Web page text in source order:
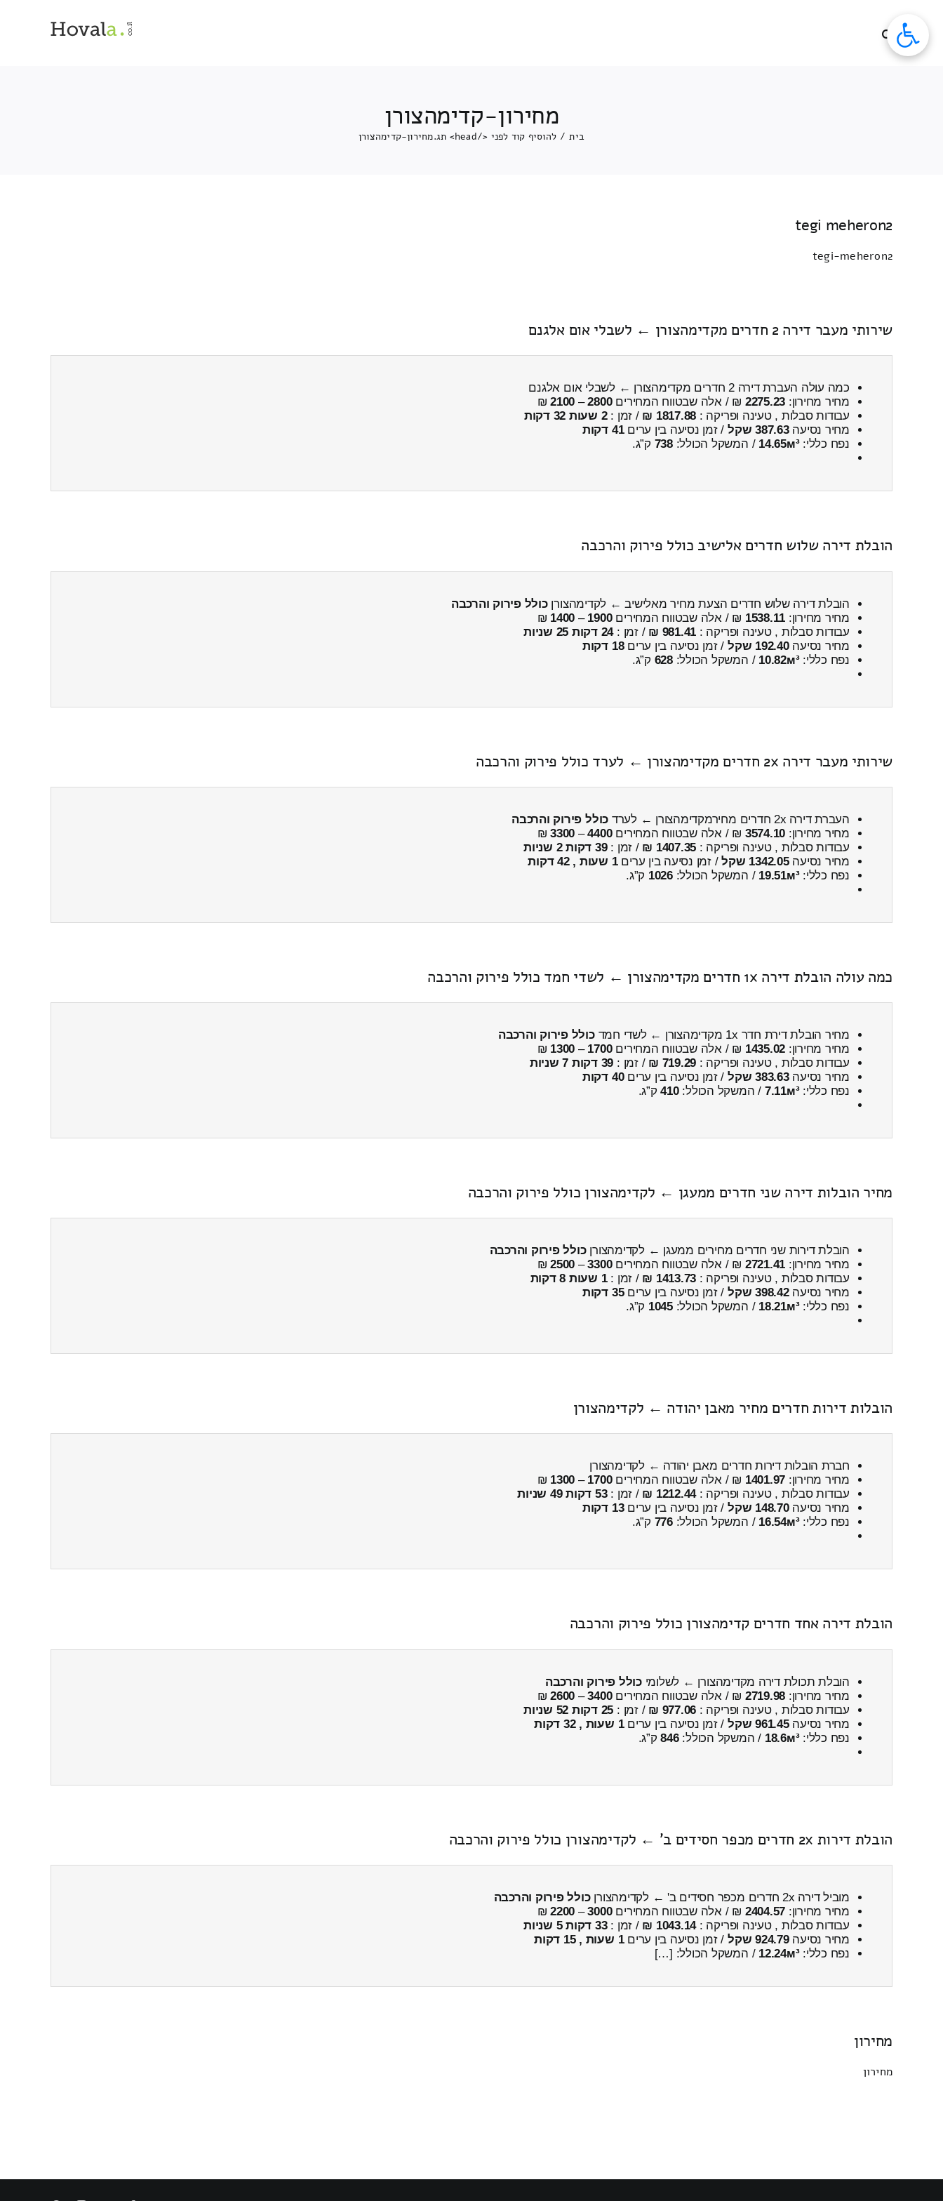
מחירון-קדימהצורן
בית / להוסיף קוד לפני </head> תג. מחירון-קדימהצורן
tegi meheron2
tegi-meheron2
שירותי מעבר דירה 2 חדרים מקדימהצורן ← לשבלי אום אלגנם
כמה עולה העברת דירה 2 חדרים מקדימהצורן ← לשבלי אום אלגנם
מחיר מחירון: 2275.23 ₪ / אלה שבטווח המחירים2800
–
2100
₪
עבודות סבלות , טעינה ופריקה : 1817.88 ₪ / זמן :2 שעות 32 דקות
מחיר נסיעה387.63 שקל / זמן נסיעה בין ערים41 דקות
נפח כללי:14.65м³ / המשקל הכולל:738 ק”ג.
הובלת דירה שלוש חדרים אלישיב כולל פירוק והרכבה
הובלת דירה שלוש חדרים הצעת מחיר מאלישיב ← לקדימהצורןכולל פירוק והרכבה
מחיר מחירון: 1538.11 ₪ / אלה שבטווח המחירים1900
–
1400
₪
עבודות סבלות , טעינה ופריקה : 981.41 ₪ / זמן :24 דקות 25 שניות
מחיר נסיעה192.40 שקל / זמן נסיעה בין ערים18 דקות
נפח כללי:10.82м³ / המשקל הכולל:628 ק”ג.
שירותי מעבר דירה 2x חדרים מקדימהצורן ← לערד כולל פירוק והרכבה
העברת דירה 2x חדרים מחירמקדימהצורן ← לערד
כולל פירוק והרכבה
מחיר מחירון: 3574.10 ₪ / אלה שבטווח המחירים4400
–
3300
₪
עבודות סבלות , טעינה ופריקה : 1407.35 ₪ / זמן :39 דקות 2 שניות
מחיר נסיעה1342.05 שקל / זמן נסיעה בין ערים1 שעות , 42 דקות
נפח כללי:19.51м³ / המשקל הכולל:1026 ק”ג.
כמה עולה הובלת דירה 1x חדרים מקדימהצורן ← לשדי חמד כולל פירוק והרכבה
מחיר הובלת דירת חדר 1x מקדימהצורן ← לשדי חמד
כולל פירוק והרכבה
מחיר מחירון: 1435.02 ₪ / אלה שבטווח המחירים1700
–
1300
₪
עבודות סבלות , טעינה ופריקה : 719.29 ₪ / זמן : 39 דקות 7 שניות
מחיר נסיעה383.63 שקל / זמן נסיעה בין ערים40 דקות
נפח כללי:7.11м³ / המשקל הכולל:410ק”ג.
מחיר הובלות דירה שני חדרים ממעגן ← לקדימהצורן כולל פירוק והרכבה
הובלת דירות שני חדרים מחירים ממעגן ← לקדימהצורןכולל פירוק והרכבה
מחיר מחירון: 2721.41 ₪ / אלה שבטווח המחירים3300
–
2500
₪
עבודות סבלות , טעינה ופריקה : 1413.73 ₪ / זמן :1 שעות 8 דקות
מחיר נסיעה398.42 שקל / זמן נסיעה בין ערים35 דקות
נפח כללי:18.21м³ / המשקל הכולל:1045 ק”ג.
הובלות דירות חדרים מחיר מאבן יהודה ← לקדימהצורן
חברת הובלות דירות חדרים מאבן יהודה ← לקדימהצורן
מחיר מחירון: 1401.97 ₪ / אלה שבטווח המחירים1700
–
1300
₪
עבודות סבלות , טעינה ופריקה :1212.44 ₪ / זמן :53 דקות 49 שניות
מחיר נסיעה148.70 שקל / זמן נסיעה בין ערים13 דקות
נפח כללי:16.54м³ / המשקל הכולל:776 ק”ג.
הובלת דירה אחד חדרים קדימהצורן כולל פירוק והרכבה
הובלת תכולת דירה מקדימהצורן ← לשלומיכולל פירוק והרכבה
מחיר מחירון: 2719.98 ₪ / אלה שבטווח המחירים3400
–
2600
₪
עבודות סבלות , טעינה ופריקה : 977.06 ₪ / זמן : 25 דקות 52 שניות
מחיר נסיעה961.45 שקל / זמן נסיעה בין ערים1 שעות , 32 דקות
נפח כללי:18.6м³ / המשקל הכולל:846ק”ג.
הובלת דירות 2x חדרים מכפר חסידים ב' ← לקדימהצורן כולל פירוק והרכבה
מוביל דירה 2x חדרים מכפר חסידים ב' ← לקדימהצורן
כולל פירוק והרכבה
מחיר מחירון: 2404.57 ₪ / אלה שבטווח המחירים3000
–
2200
₪
עבודות סבלות , טעינה ופריקה :1043.14 ₪ / זמן :33 דקות 5 שניות
מחיר נסיעה924.79 שקל / זמן נסיעה בין ערים1 שעות , 15 דקות
נפח כללי:12.24м³ / המשקל הכולל: […]
מחירון
מחירון